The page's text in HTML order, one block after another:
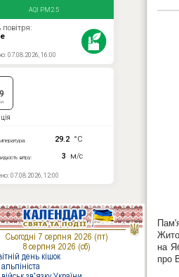
на
про